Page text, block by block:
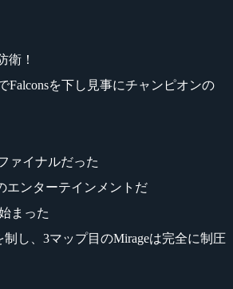
衛！
Falconsを下し見事にチャンピオンの
ァイナルだった
エンターテインメントだ
まった
制し、3マップ目のMirageは完全に制圧